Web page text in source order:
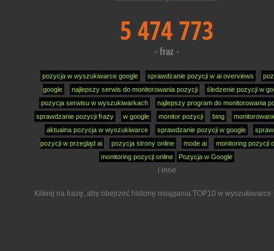
5 474 773
fraz
pozycja w wyszukiwarce google sprawdzanie pozycji w ai overviews
google
najlepszy serwis do monitorowania pozycji
śledzenie pozycji w
pozycja serwisu w wyszukiwarkach
najlepszy program do monitorowania
sprawdzanie pozycji frazy
w google monitor pozycji bing
aktualna pozycja w wyszukiwarce
sprawdzanie pozycji w google
pozycji w przegląd ai
pozycja strony online mode ai
monitoring pozycji
monitoring pozycji online
Pozycja w Google
i inne
Kliknij na frazę, aby obejrzeć historię osiągania TOP10 w wyszukiwarce